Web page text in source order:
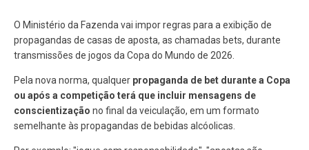
O Ministério da Fazenda vai impor regras para a exibição de
propagandas de casas de aposta, as chamadas bets, durante
transmissões de jogos da Copa do Mundo de 2026.
Pela nova norma, qualquer propaganda de bet durante a Copa
ou após a competição terá que incluir mensagens de
conscientização no final da veiculação, em um formato
semelhante às propagandas de bebidas alcóolicas.